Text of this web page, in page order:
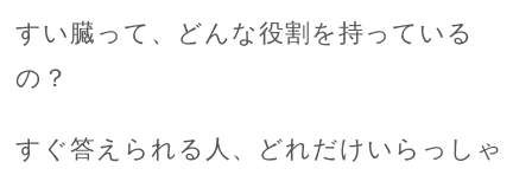
すい臓って、どんな役割を持っている
の？
すぐ答えられる人、どれだけいらっしゃ